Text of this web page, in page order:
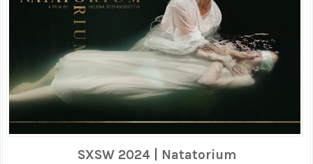
SXSW 2024 | Natatorium